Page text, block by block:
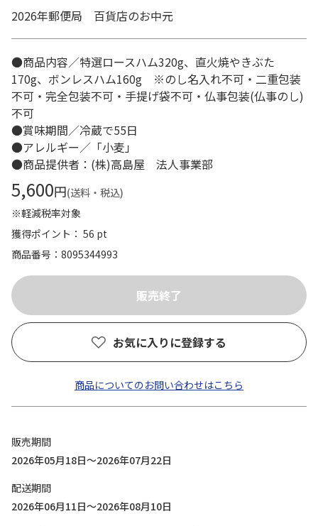
2026年郵便局 百貨店のお中元
●商品内容／特選ロースハム320g、直火焼やきぶた
170g、ボンレスハム160g ※のし名入れ不可・二重包装
不可・完全包装不可・手提げ袋不可・仏事包装(仏事のし)
不可
●賞味期間／冷蔵で55日
●アレルギー／「小麦」
●商品提供者：(株)高島屋 法人事業部
5,600円(送料・税込)
※軽減税率対象
獲得ポイント： 56 pt
商品番号
8095344993
お気に入りに登録する
商品についてのお問い合わせはこちら
販売期間
2026年05月18日～2026年07月22日
配送期間
2026年06月11日～2026年08月10日